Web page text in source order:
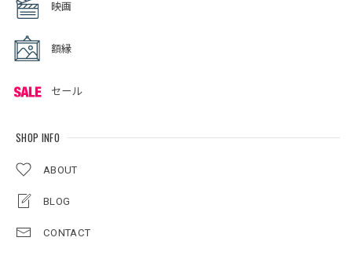
映画
額縁
セール
SHOP INFO
ABOUT
BLOG
CONTACT